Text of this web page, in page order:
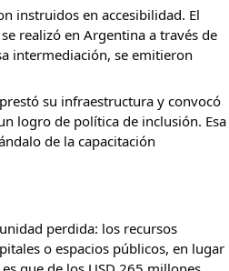
instruidos en accesibilidad. El
realizó en Argentina a través de
intermediación, se emitieron
su infraestructura y convocó
logro de política de inclusión. Esa
de la capacitación
perdida: los recursos
o espacios públicos, en lugar